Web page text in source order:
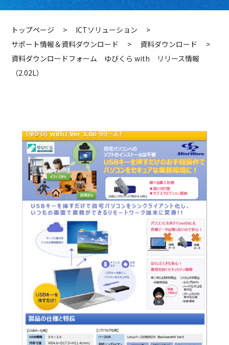
トップページ > ICTソリューション
>
サポート情報＆資料ダウンロード
> 資料ダウンロード
>
資料ダウンロードフォーム ゆびくら with リリース情報
（2.02L）